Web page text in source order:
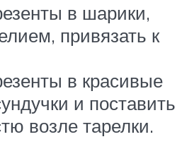
в шарики,
привязать к
в красивые
и поставить
возле тарелки.